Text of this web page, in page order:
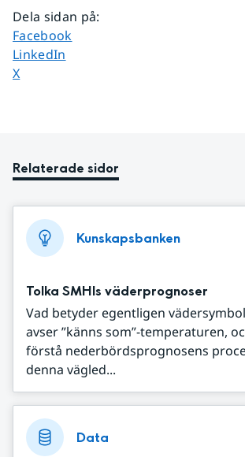
Dela sidan på:
Dela sidan på
Facebook
Dela sidan på
LinkedIn
Dela sidan på
X
Relaterade sidor
Kunskapsbanken
Tolka SMHIs väderprognoser
Vad betyder egentligen
avser ”känns som”-temperaturen,
förstå nederbördsprognosens
denna vägled...
Data